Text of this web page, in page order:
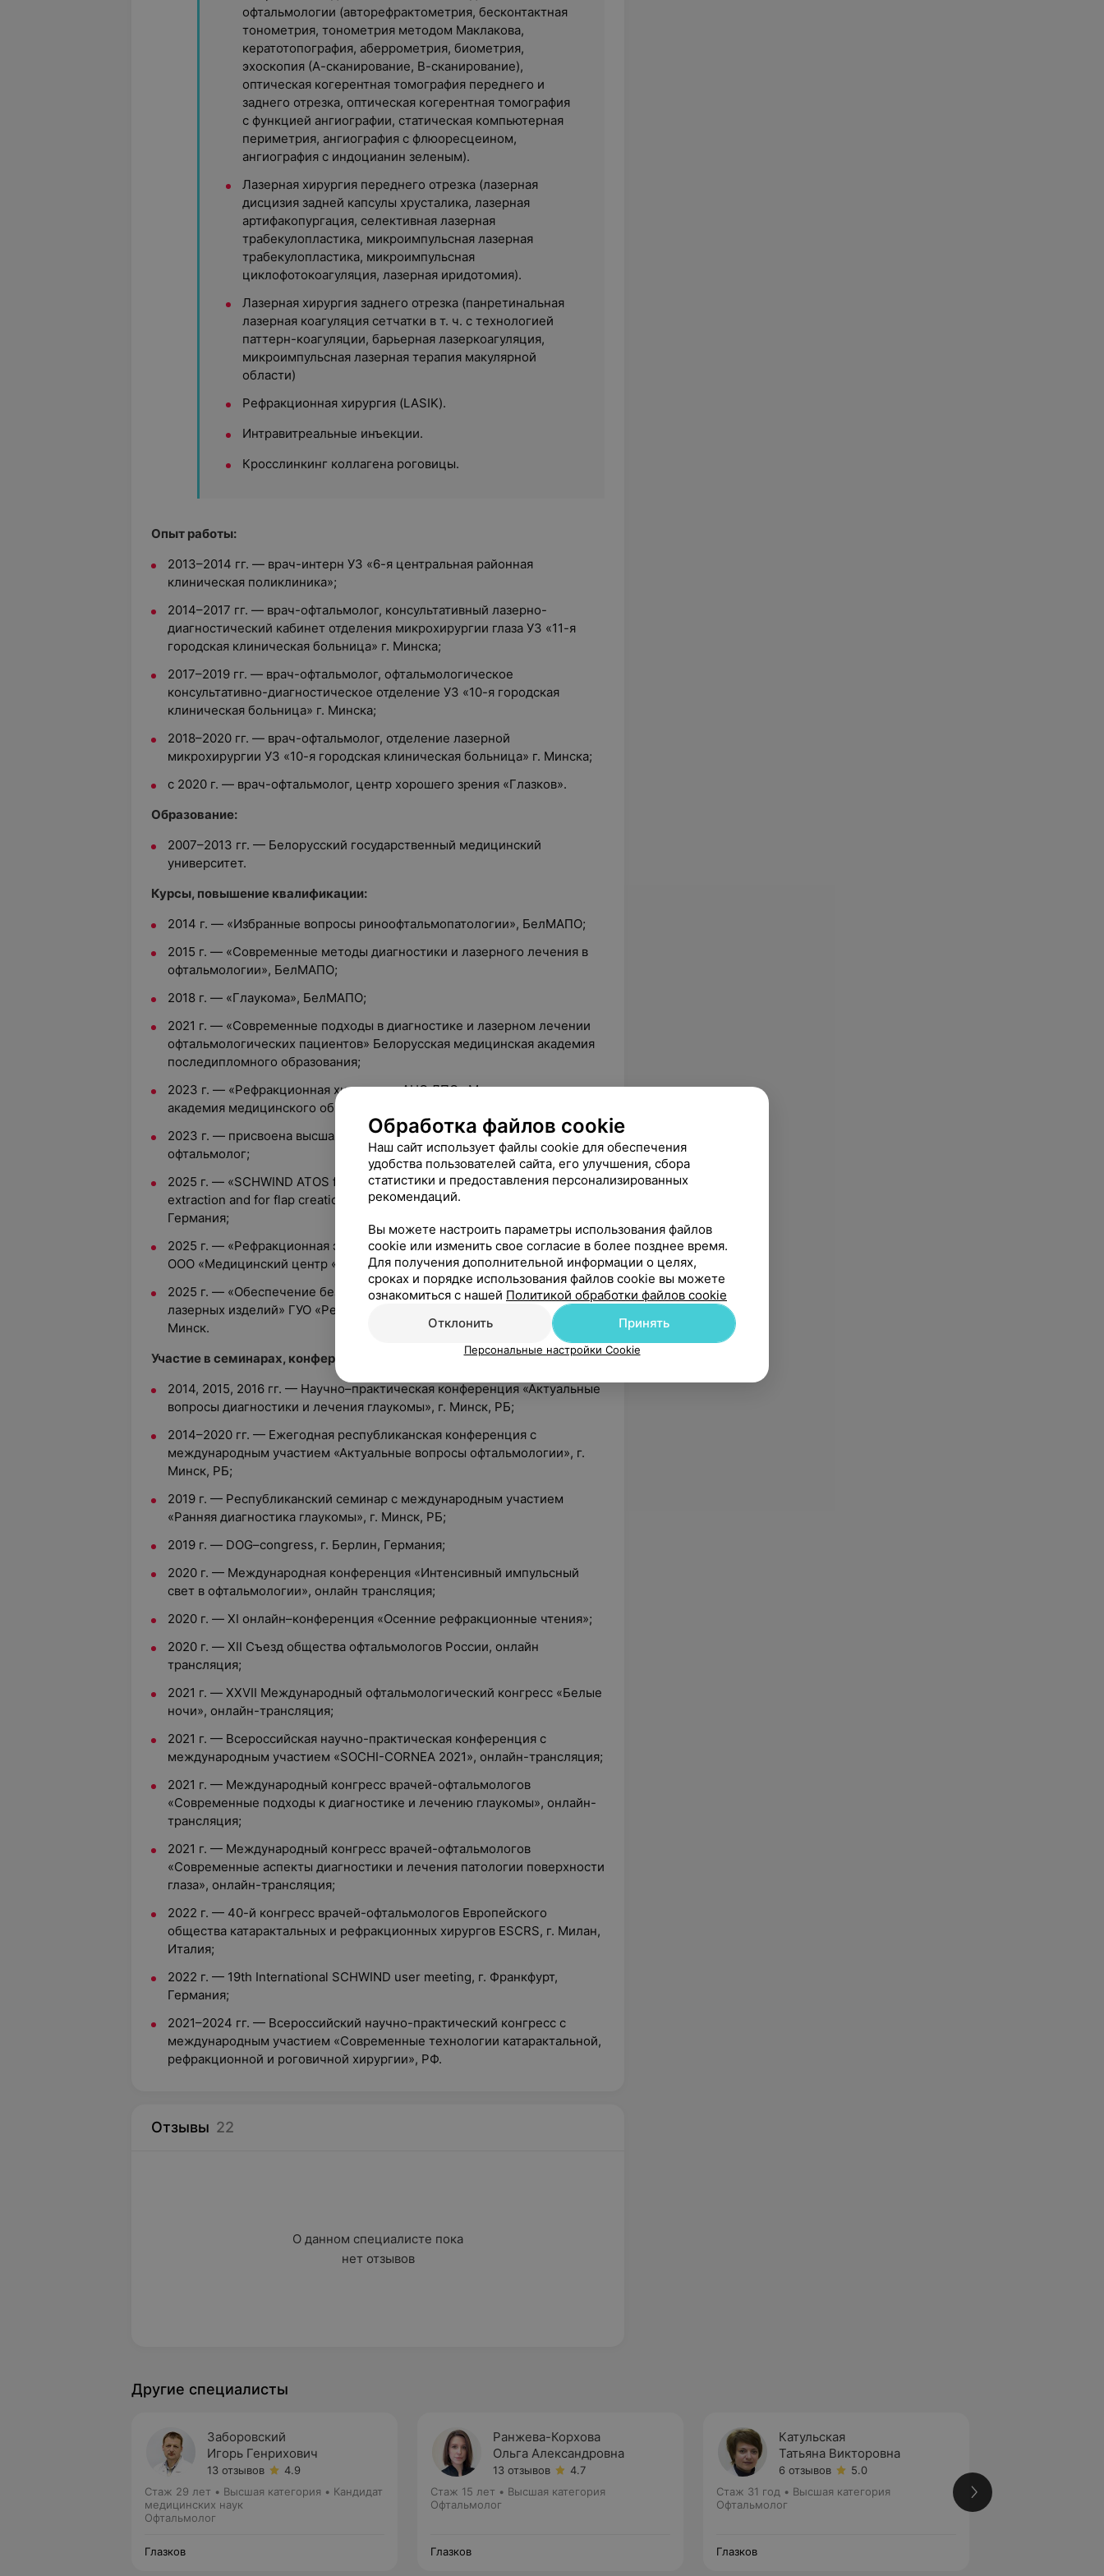
офтальмологии (авторефрактометрия, бесконтактная
тонометрия, тонометрия методом Маклакова,
кератотопография, аберрометрия, биометрия,
эхоскопия (А-сканирование, В-сканирование),
оптическая когерентная томография переднего и
заднего отрезка, оптическая когерентная томография
с функцией ангиографии, статическая компьютерная
периметрия, ангиография с флюоресцеином,
ангиография с индоцианин зеленым).
Лазерная хирургия переднего отрезка (лазерная
дисцизия задней капсулы хрусталика, лазерная
артифакопургация, селективная лазерная
трабекулопластика, микроимпульсная лазерная
трабекулопластика, микроимпульсная
циклофотокоагуляция, лазерная иридотомия).
Лазерная хирургия заднего отрезка (панретинальная
лазерная коагуляция сетчатки в т. ч. с технологией
паттерн-коагуляции, барьерная лазеркоагуляция,
микроимпульсная лазерная терапия макулярной
области)
Рефракционная хирургия (LASIK).
Интравитреальные инъекции.
Кросслинкинг коллагена роговицы.
Опыт работы:
2013–2014 гг. — врач-интерн УЗ «6-я центральная районная
клиническая поликлиника»;
2014–2017 гг. — врач-офтальмолог, консультативный лазерно-
диагностический кабинет отделения микрохирургии глаза УЗ «11-я
городская клиническая больница» г. Минска;
2017–2019 гг. — врач-офтальмолог, офтальмологическое
консультативно-диагностическое отделение УЗ «10-я городская
клиническая больница» г. Минска;
2018–2020 гг. — врач-офтальмолог, отделение лазерной
микрохирургии УЗ «10-я городская клиническая больница» г. Минска;
с 2020 г. — врач-офтальмолог, центр хорошего зрения «Глазков».
Образование:
2007–2013 гг. — Белорусский государственный медицинский
университет.
Курсы, повышение квалификации:
2014 г. — «Избранные вопросы риноофтальмопатологии», БелМАПО;
2015 г. — «Современные методы диагностики и лазерного лечения в
офтальмологии», БелМАПО;
2018 г. — «Глаукома», БелМАПО;
2021 г. — «Современные подходы в диагностике и лазерном лечении
офтальмологических пациентов» Белорусская медицинская академия
последипломного образования;
2023 г. — «Рефракционная хирургия», АНО ДПО «Международная
академия медицинского образования», г. Москва;
2023 г. — присвоена высшая квалификационная категория врач-
офтальмолог;
2025 г. — «SCHWIND ATOS femtosecond laser: for SmartSight lenticule
extraction and for flap creation in FemtoLASIK», г. Кляностхайм,
Германия;
2025 г. — «Рефракционная экстракция лентикулы: теория и практика»,
ООО «Медицинский центр «Гиппократ», РФ;
2025 г. — «Обеспечение безопасных условий труда при эксплуатации
лазерных изделий» ГУО «Республиканский институт высшей школы», г.
Минск.
Участие в семинарах, конференциях:
2014, 2015, 2016 гг. — Научно–практическая конференция «Актуальные
вопросы диагностики и лечения глаукомы», г. Минск, РБ;
2014–2020 гг. — Ежегодная республиканская конференция с
международным участием «Актуальные вопросы офтальмологии», г.
Минск, РБ;
2019 г. — Республиканский семинар с международным участием
«Ранняя диагностика глаукомы», г. Минск, РБ;
2019 г. — DOG–congress, г. Берлин, Германия;
2020 г. — Международная конференция «Интенсивный импульсный
свет в офтальмологии», онлайн трансляция;
2020 г. — XI онлайн–конференция «Осенние рефракционные чтения»;
2020 г. — XII Съезд общества офтальмологов России, онлайн
трансляция;
2021 г. — XXVII Международный офтальмологический конгресс «Белые
ночи», онлайн-трансляция;
2021 г. — Всероссийская научно-практическая конференция с
международным участием «SOCHI-CORNEA 2021», онлайн-трансляция;
2021 г. — Международный конгресс врачей-офтальмологов
«Современные подходы к диагностике и лечению глаукомы», онлайн-
трансляция;
2021 г. — Международный конгресс врачей-офтальмологов
«Современные аспекты диагностики и лечения патологии поверхности
глаза», онлайн-трансляция;
2022 г. — 40-й конгресс врачей-офтальмологов Европейского
общества катарактальных и рефракционных хирургов ESCRS, г. Милан,
Италия;
2022 г. — 19th International SCHWIND user meeting, г. Франкфурт,
Германия;
2021–2024 гг. — Всероссийский научно-практический конгресс с
международным участием «Современные технологии катарактальной,
рефракционной и роговичной хирургии», РФ.
Отзывы 22
О данном специалисте пока
нет отзывов
Другие специалисты
Заборовский
Игорь Генрихович
13 отзывов
4.9
Стаж 29 лет • Высшая категория • Кандидат
медицинских наук
Офтальмолог
Глазков
Ранжева-Корхова
Ольга Александровна
13 отзывов
4.7
Стаж 15 лет • Высшая категория
Офтальмолог
Глазков
Катульская
Татьяна Викторовна
6 отзывов
5.0
Стаж 31 год • Высшая категория
Офтальмолог
Глазков
Обработка файлов cookie
Наш сайт использует файлы cookie для обеспечения
удобства пользователей сайта, его улучшения, сбора
статистики и предоставления персонализированных
рекомендаций.
Вы можете настроить параметры использования файлов
cookie или изменить свое согласие в более позднее время.
Для получения дополнительной информации о целях,
сроках и порядке использования файлов cookie вы можете
ознакомиться с нашей Политикой обработки файлов cookie
Отклонить
Принять
Персональные настройки Cookie